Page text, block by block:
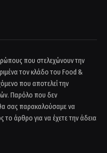
που στελεχώνουν την
τον κλάδο του Food &
που αποτελεί την
Παρόλο που δεν
σας παρακαλούσαμε να
το άρθρο για να έχετε την άδεια